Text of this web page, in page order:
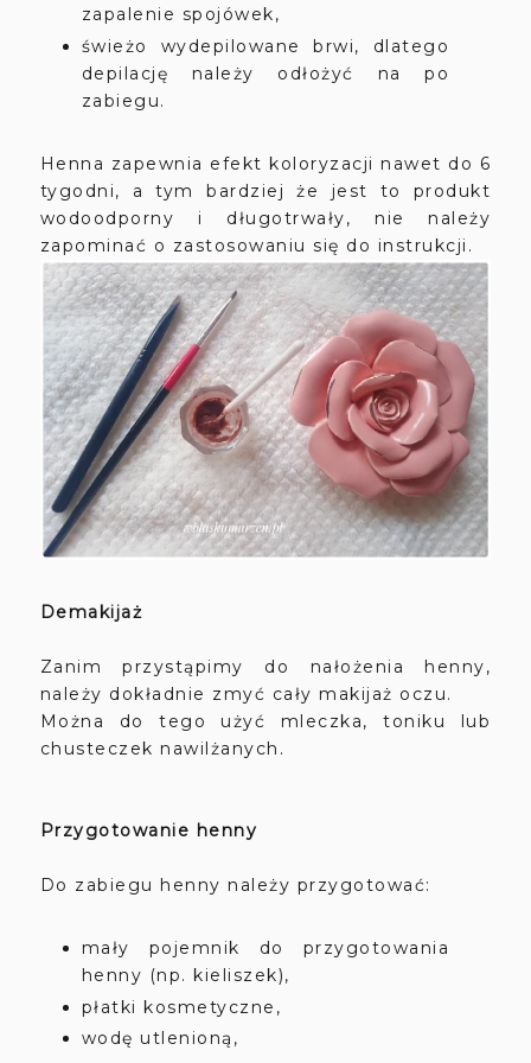
zapalenie spojówek,
świeżo wydepilowane brwi, dlatego
depilację należy odłożyć na po
zabiegu.
Henna zapewnia efekt koloryzacji nawet do 6
tygodni, a tym bardziej że jest to produkt
wodoodporny i długotrwały, nie należy
zapominać o zastosowaniu się do instrukcji.
Demakijaż
Zanim przystąpimy do nałożenia henny,
należy dokładnie zmyć cały makijaż oczu.
Można do tego użyć mleczka, toniku lub
chusteczek nawilżanych.
Przygotowanie henny
Do zabiegu henny należy przygotować:
mały pojemnik do przygotowania
henny (np. kieliszek),
płatki kosmetyczne,
wodę utlenioną,